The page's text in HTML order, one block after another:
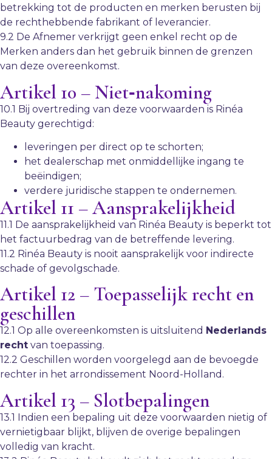
betrekking tot de producten en merken berusten bij
de rechthebbende fabrikant of leverancier.
9.2 De Afnemer verkrijgt geen enkel recht op de
Merken anders dan het gebruik binnen de grenzen
van deze overeenkomst.
Artikel 10 – Niet‑nakoming
10.1 Bij overtreding van deze voorwaarden is Rinéa
Beauty gerechtigd:
leveringen per direct op te schorten;
het dealerschap met onmiddellijke ingang te
beëindigen;
verdere juridische stappen te ondernemen.
Artikel 11 – Aansprakelijkheid
11.1 De aansprakelijkheid van Rinéa Beauty is beperkt tot
het factuurbedrag van de betreffende levering.
11.2 Rinéa Beauty is nooit aansprakelijk voor indirecte
schade of gevolgschade.
Artikel 12 – Toepasselijk recht en
geschillen
12.1 Op alle overeenkomsten is uitsluitend Nederlands
recht van toepassing.
12.2 Geschillen worden voorgelegd aan de bevoegde
rechter in het arrondissement Noord-Holland.
Artikel 13 – Slotbepalingen
13.1 Indien een bepaling uit deze voorwaarden nietig of
vernietigbaar blijkt, blijven de overige bepalingen
volledig van kracht.